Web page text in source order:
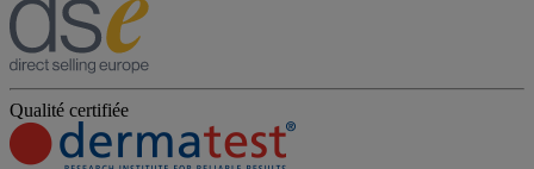
Qualité certifiée